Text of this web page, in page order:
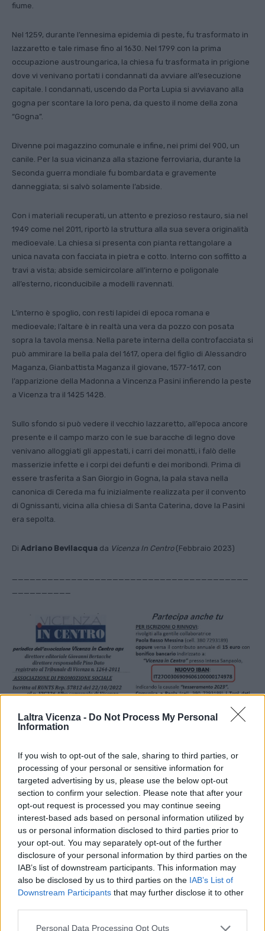
Laltra Vicenza - Do Not Process My Personal
Information
If you wish to opt-out of the sale, sharing to third parties, or
processing of your personal or sensitive information for
targeted advertising by us, please use the below opt-out
section to confirm your selection. Please note that after your
opt-out request is processed you may continue seeing
interest-based ads based on personal information utilized by
us or personal information disclosed to third parties prior to
your opt-out. You may separately opt-out of the further
disclosure of your personal information by third parties on the
IAB’s list of downstream participants. This information may
also be disclosed by us to third parties on the IAB’s List of
Downstream Participants that may further disclose it to other
Personal Data Processing Opt Outs
fiume.
Nel 1259, durante l’ennesima epidemia di peste, fu trasformato in
lazzaretto e tale rimase fino al 1630. Nel 1799 con la prima
occupazione austroungarica, la chiesa fu trasformata in prigione
dove vi venivano portati i condannati da avviare all’esecuzione
capitale. I condannati, uscendo da Porta Lupia si avviavano alla
gogna per scontare la loro pena, da questo il nome della zona
“Gogna”.
Divenne poi magazzino comunale e infine, nei primi del 900, un
canile. Per la sua vicinanza alla stazione ferroviaria, durante la
Seconda guerra mondiale fu bombardata e gravemente
danneggiata; si salvò solamente l’abside.
Con i materiali recuperati, un attento e prezioso restauro, sia nel
1949 come nel 2011, riportò la struttura alla sua severa originalità
medioevale. La chiesa si presenta con pianta rettangolare a
unica navata con facciata in pietra e cotto. Interno con soffitto a
travi a vista; abside semicircolare all’interno e poligonale
all’esterno, riconducibile a modelli ravennati.
L’interno è spoglio, con resti lapidei di epoca romana e
medioevale; l’altare è in realtà una vera da pozzo con posata
sopra la tavola mensa. Nella parete interna della controfacciata si
può ammirare la bella pala del 1617, opera del figlio di Alessandro
Maganza, Gianbattista Maganza il giovane, 1577-1617, con
l’apparizione della Madonna a Vincenza Pasini infierendo la peste
a Vicenza tra il 1425 1428.
Sullo sfondo si può vedere il vecchio lazzaretto, all’epoca ancore
presente e il campo marzo con le sue baracche di legno dove
venivano alloggiati gli appestati, i carri dei monatti, i falò delle
masserizie infette e i corpi dei defunti e dei moribondi. Prima di
essere trasferita a San Giorgio in Gogna, la pala stava nella
canonica di Cereda ma fu inizialmente realizzata per il convento
di Ognissanti, vicina alla chiesa di Santa Caterina, dove la Pasini
era sepolta.
Di Adriano Bevilacqua da Vicenza In Centro(Febbraio 2023)
“VICENZA IN CENTRO” APS
Associazione di promozione sociale-culturale
TAGS Vicenza in centro Chiesa di San Giorgio in Gogna